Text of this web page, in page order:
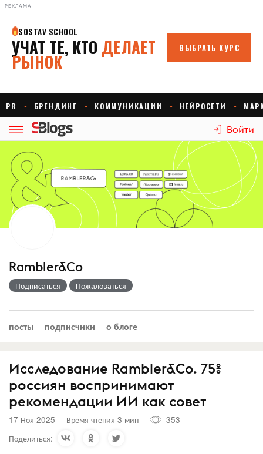
РЕКЛАМА
Войти
Rambler&Co
Подписаться Пожаловаться
посты подписчики о блоге
Исследование Rambler&Co. 75%
россиян воспринимают
рекомендации ИИ как совет
17 Ноя 2025 Время чтения 3 мин
353
Поделиться: